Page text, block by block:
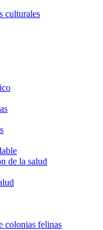
culturales
de la salud
colonias felinas